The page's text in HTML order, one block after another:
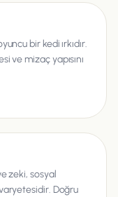
bir kedi ırkıdır.
ve mizaç yapısını
zeki, sosyal
Doğru